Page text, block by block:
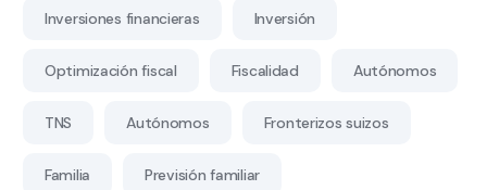
Inversiones financieras Inversión
Optimización fiscal Fiscalidad Autónomos
TNS Autónomos Fronterizos suizos
Familia Previsión familiar